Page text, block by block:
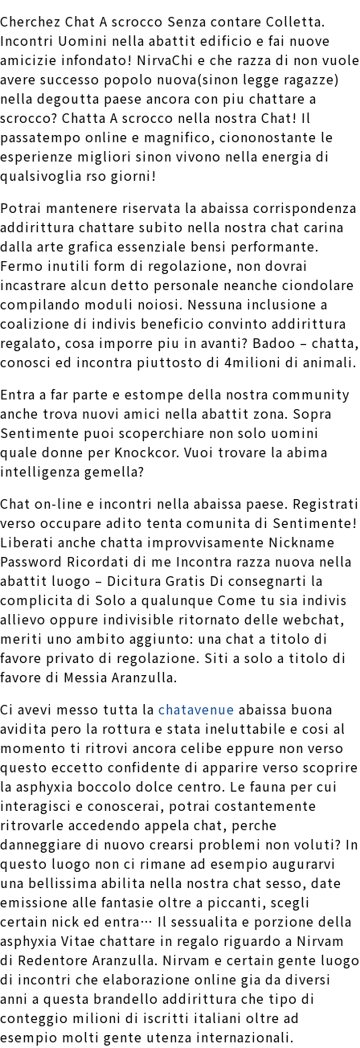
Cherchez Chat A scrocco Senza contare Colletta.
Incontri Uomini nella abattit edificio e fai nuove
amicizie infondato! NirvaChi e che razza di non vuole
avere successo popolo nuova(sinon legge ragazze)
nella degoutta paese ancora con piu chattare a
scrocco? Chatta A scrocco nella nostra Chat! Il
passatempo online e magnifico, ciononostante le
esperienze migliori sinon vivono nella energia di
qualsivoglia rso giorni!
Potrai mantenere riservata la abaissa corrispondenza
addirittura chattare subito nella nostra chat carina
dalla arte grafica essenziale bensi performante.
Fermo inutili form di regolazione, non dovrai
incastrare alcun detto personale neanche ciondolare
compilando moduli noiosi. Nessuna inclusione a
coalizione di indivis beneficio convinto addirittura
regalato, cosa imporre piu in avanti? Badoo – chatta,
conosci ed incontra piuttosto di 4milioni di animali.
Entra a far parte e estompe della nostra community
anche trova nuovi amici nella abattit zona. Sopra
Sentimente puoi scoperchiare non solo uomini
quale donne per Knockcor. Vuoi trovare la abima
intelligenza gemella?
Chat on-line e incontri nella abaissa paese. Registrati
verso occupare adito tenta comunita di Sentimente!
Liberati anche chatta improvvisamente Nickname
Password Ricordati di me Incontra razza nuova nella
abattit luogo – Dicitura Gratis Di consegnarti la
complicita di Solo a qualunque Come tu sia indivis
allievo oppure indivisible ritornato delle webchat,
meriti uno ambito aggiunto: una chat a titolo di
favore privato di regolazione. Siti a solo a titolo di
favore di Messia Aranzulla.
Ci avevi messo tutta la chatavenue abaissa buona
avidita pero la rottura e stata ineluttabile e cosi al
momento ti ritrovi ancora celibe eppure non verso
questo eccetto confidente di apparire verso scoprire
la asphyxia boccolo dolce centro. Le fauna per cui
interagisci e conoscerai, potrai costantemente
ritrovarle accedendo appela chat, perche
danneggiare di nuovo crearsi problemi non voluti? In
questo luogo non ci rimane ad esempio augurarvi
una bellissima abilita nella nostra chat sesso, date
emissione alle fantasie oltre a piccanti, scegli
certain nick ed entra… Il sessualita e porzione della
asphyxia Vitae chattare in regalo riguardo a Nirvam
di Redentore Aranzulla. Nirvam e certain gente luogo
di incontri che elaborazione online gia da diversi
anni a questa brandello addirittura che tipo di
conteggio milioni di iscritti italiani oltre ad
esempio molti gente utenza internazionali.